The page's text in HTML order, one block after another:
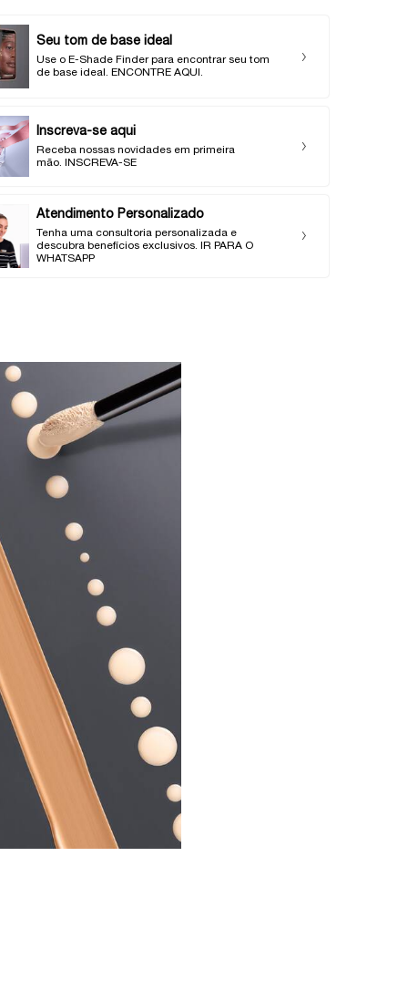
Seu tom de base ideal
Use o E-Shade Finder para encontrar seu tom
de base ideal. ENCONTRE AQUI.
Inscreva-se aqui
Receba nossas novidades em primeira
mão. INSCREVA-SE
Atendimento Personalizado
Tenha uma consultoria personalizada e
descubra benefícios exclusivos. IR PARA O
WHATSAPP